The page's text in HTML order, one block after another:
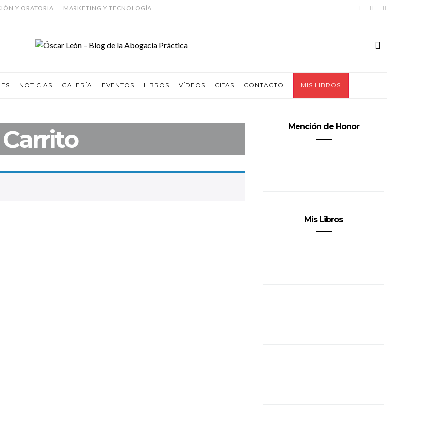
Y ORATORIA MARKETING Y TECNOLOGÍA
NOTICIAS GALERÍA EVENTOS LIBROS VÍDEOS CITAS CONTACTO MIS LIBROS
Carrito Mención de Honor
Mis Libros